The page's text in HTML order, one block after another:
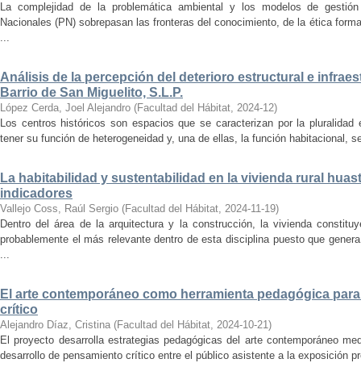
La complejidad de la problemática ambiental y los modelos de
Nacionales (PN) sobrepasan las fronteras del conocimiento, de la ética
...
Análisis de la percepción del deterioro estructural e
Barrio de San Miguelito, S.L.P.
López Cerda, Joel Alejandro (Facultad del Hábitat, 2024-12)
Los centros históricos son espacios que se caracterizan por la
tener su función de heterogeneidad y, una de ellas, la función habitacional,
La habitabilidad y sustentabilidad en la vivienda rural
indicadores
Vallejo Coss, Raúl Sergio (Facultad del Hábitat, 2024-11-19)
Dentro del área de la arquitectura y la construcción, la vivienda
probablemente el más relevante dentro de esta disciplina puesto que
...
El arte contemporáneo como herramienta pedagógica
crítico
Alejandro Díaz, Cristina (Facultad del Hábitat, 2024-10-21)
El proyecto desarrolla estrategias pedagógicas del arte contemporáneo
desarrollo de pensamiento crítico entre el público asistente a la exposición